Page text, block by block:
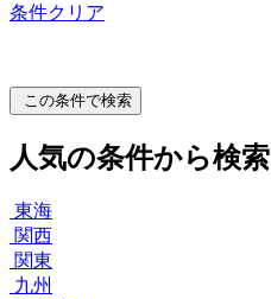
条件クリア
この条件で検索
人気の条件から検索
東海
関西
関東
九州